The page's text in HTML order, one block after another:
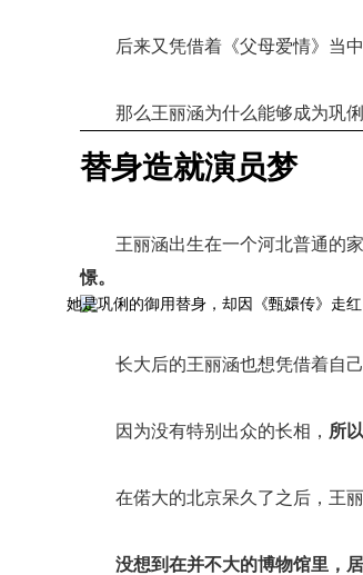
后来又凭借着《父母爱情》当
那么王丽涵为什么能够成为巩
替身造就演员梦
王丽涵出生在一个河北普通的家
憬。
长大后的王丽涵也想凭借着自
因为没有特别出众的长相， 所
在偌大的北京呆久了之后，王
没想到在并不大的博物馆里，